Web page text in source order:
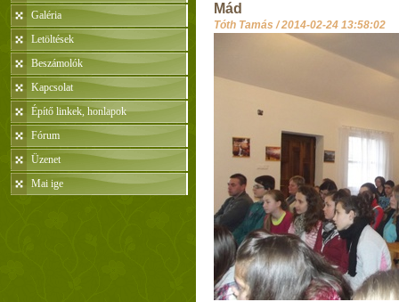
Galéria
Letöltések
Beszámolók
Kapcsolat
Építő linkek, honlapok
Fórum
Üzenet
Mai ige
Mád
Tóth Tamás /2014-02-24 13:58:02